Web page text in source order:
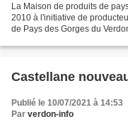
La Maison de produits de
2010 à l'initiative de
de Pays des Gorges du
Castellane
Publié le 10/07/2021 à 14:53
Par verdon-info